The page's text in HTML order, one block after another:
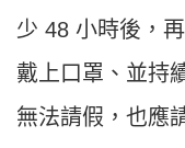
少 48 小時後，
戴上口罩、並持
無法請假，也應